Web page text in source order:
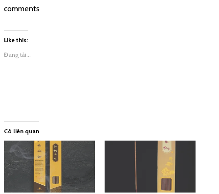
comments
Like this:
Đang tải...
Có liên quan